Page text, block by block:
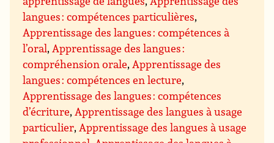
langues : compétences particulières,
Apprentissage des langues : compétences à
l’oral,Apprentissage des langues :
compréhension orale,Apprentissage des
langues : compétences en lecture,
Apprentissage des langues : compétences
d’écriture,Apprentissage des langues à usage
particulier,Apprentissage des langues à usage